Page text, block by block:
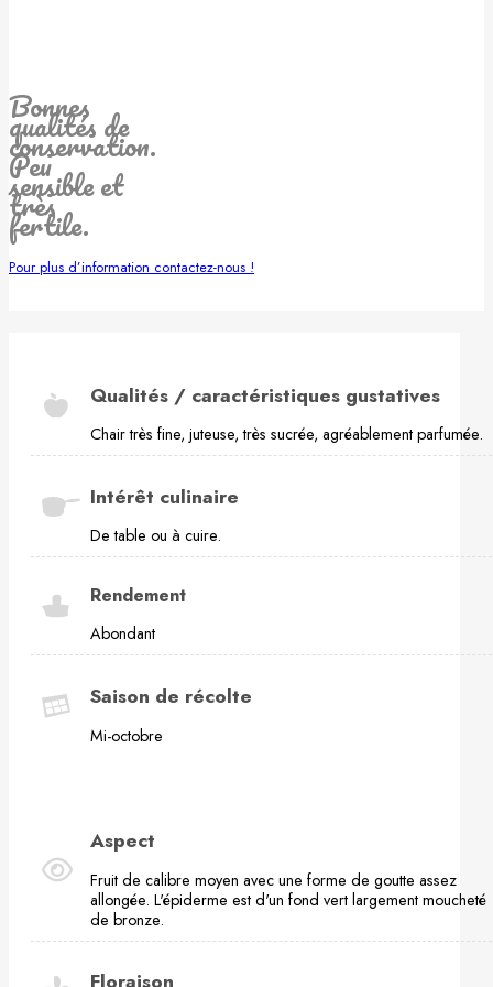
Bonnes
qualités de
conservation.
Peu
sensible et
très
fertile.
Pour plus d’information contactez-nous !
Qualités / caractéristiques gustatives
Chair très fine, juteuse, très sucrée, agréablement parfumée.
Intérêt culinaire
De table ou à cuire.
Rendement
Abondant
Saison de récolte
Mi-octobre
Aspect
Fruit de calibre moyen avec une forme de goutte assez
allongée. L'épiderme est d'un fond vert largement moucheté
de bronze.